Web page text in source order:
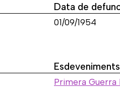
Data de
01/09/1954
Primera Guerra